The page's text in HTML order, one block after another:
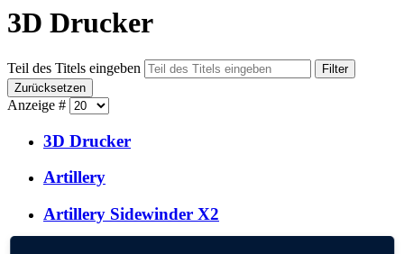
3D Drucker
Teil des Titels eingeben
Filter
Zurücksetzen
Anzeige #
3D Drucker
Artillery
Artillery Sidewinder X2